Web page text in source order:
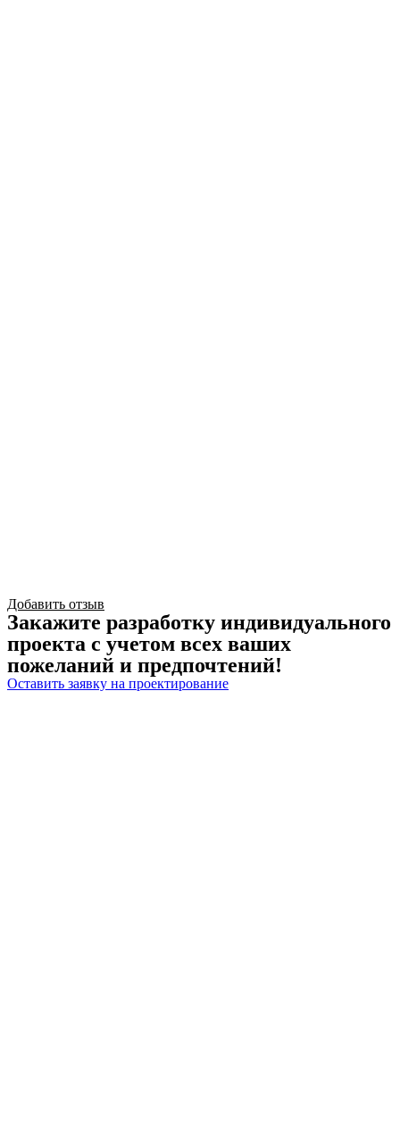
Добавить отзыв
Закажите разработку индивидуального
проекта с учетом всех ваших
пожеланий и предпочтений!
Оставить заявку на проектирование